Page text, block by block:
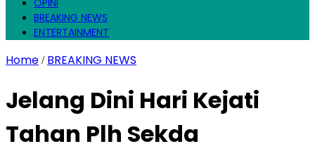
OPINI
BREAKING NEWS
ENTERTAINMENT
Home / BREAKING NEWS
Jelang Dini Hari Kejati
Tahan Plh Sekda